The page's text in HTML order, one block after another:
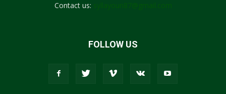
Contact us:
FOLLOW US